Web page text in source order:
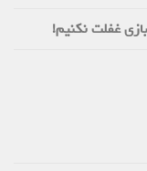
غفلت نکنیم!